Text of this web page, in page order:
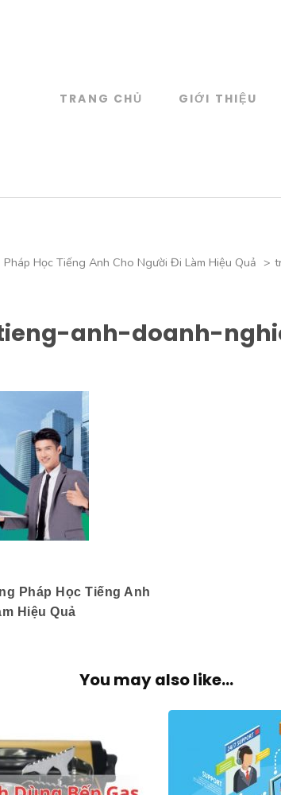
TRANG CHỦ GIỚI THIỆU
Pháp Học Tiếng Anh Cho Người Đi Làm Hiệu Quả >
anh-doanh-
Pháp Học Tiếng Anh
Hiệu Quả
You may also like...